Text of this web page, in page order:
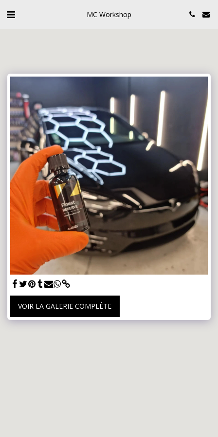
MC Workshop
VOIR LA GALERIE COMPLÈTE